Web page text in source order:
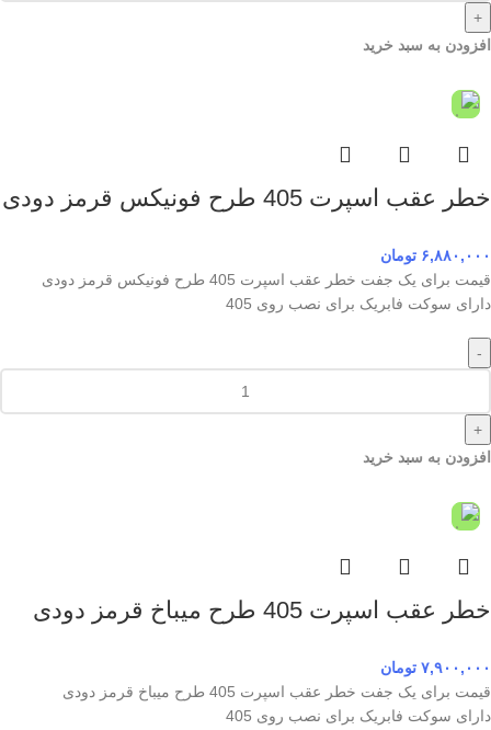
+
افزودن به سبد خرید
خطر عقب اسپرت 405 طرح فونیکس قرمز دودی
۶,۸۸۰,۰۰۰ تومان
قیمت برای یک جفت خطر عقب اسپرت 405 طرح فونیکس قرمز دودی
دارای سوکت فابریک برای نصب روی 405
-
+
افزودن به سبد خرید
خطر عقب اسپرت 405 طرح میباخ قرمز دودی
۷,۹۰۰,۰۰۰ تومان
قیمت برای یک جفت خطر عقب اسپرت 405 طرح میباخ قرمز دودی
دارای سوکت فابریک برای نصب روی 405